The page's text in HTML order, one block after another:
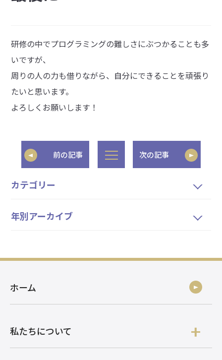
研修の中でプログラミングの難しさにぶつかることも多
いですが、
周りの人の力も借りながら、自分にできることを頑張り
たいと思います。
よろしくお願いします！
前の記事 次の記事
カテゴリー
年別アーカイブ
ホーム
私たちについて